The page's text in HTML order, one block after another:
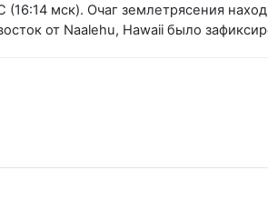
мск). Очаг землетрясения
от Naalehu, Hawaii было